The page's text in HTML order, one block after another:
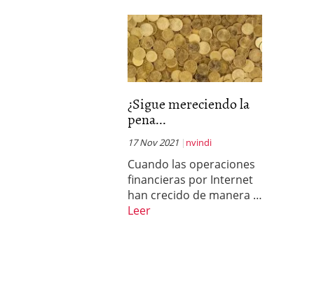
¿Sigue mereciendo la
pena...
17 Nov 2021 nvindi
Cuando las operaciones
financieras por Internet
han crecido de manera …
Leer